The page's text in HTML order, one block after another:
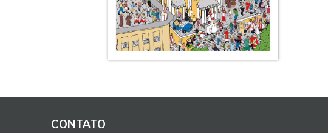
CONTATO